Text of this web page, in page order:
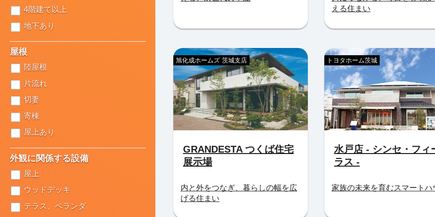
える住まい
GRANDESTA つくば住宅
展示場
旭化成ホームズ 茨城支店
内と外をつなぎ、暮らしの幅を広
げる住まい
水戸店 - シンセ・フィ
ラス -
トヨタホーム茨城
家族の未来を育むスマートハ
4階建て以上
地下あり
屋根
陸屋根
片流れ
切妻
寄棟
屋上あり
外観に関係する設備
屋上
ウッドデッキ
テラス、ベランダ